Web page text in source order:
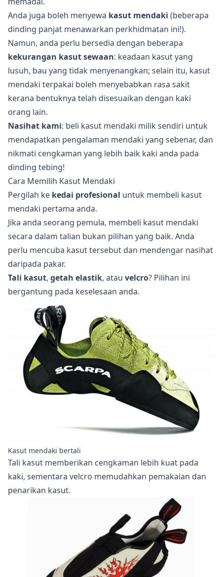
Anda juga boleh menyewa kasut mendaki (beberapa
dinding panjat menawarkan perkhidmatan ini!).
Namun, anda perlu bersedia dengan beberapa
kekurangan kasut sewaan: keadaan kasut yang
lusuh, bau yang tidak menyenangkan; selain itu, kasut
mendaki terpakai boleh menyebabkan rasa sakit
kerana bentuknya telah disesuaikan dengan kaki
orang lain.
Nasihat kami: beli kasut mendaki milik sendiri untuk
mendapatkan pengalaman mendaki yang sebenar, dan
nikmati cengkaman yang lebih baik kaki anda pada
dinding tebing!
Cara Memilih Kasut Mendaki
Pergilah ke kedai profesional untuk membeli kasut
mendaki pertama anda.
Jika anda seorang pemula, membeli kasut mendaki
secara dalam talian bukan pilihan yang baik. Anda
perlu mencuba kasut tersebut dan mendengar nasihat
daripada pakar.
Tali kasut, getah elastik, atau velcro? Pilihan ini
bergantung pada keselesaan anda.
Kasut mendaki bertali
Tali kasut memberikan cengkaman lebih kuat pada
kaki, sementara velcro memudahkan pemakaian dan
penarikan kasut.